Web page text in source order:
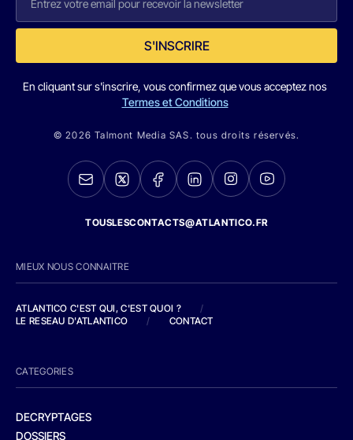
S'INSCRIRE
En cliquant sur s'inscrire, vous confirmez que vous acceptez nos
Termes et Conditions
© 2026 Talmont Media SAS. tous droits réservés.
TOUSLESCONTACTS@ATLANTICO.FR
MIEUX NOUS CONNAITRE
ATLANTICO C'EST QUI, C'EST QUOI ?
/
LE RESEAU D'ATLANTICO
/ CONTACT
CATEGORIES
DECRYPTAGES
DOSSIERS